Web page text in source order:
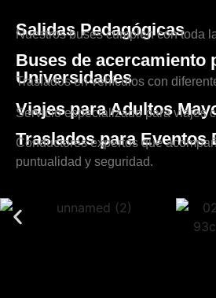
Salidas Pedagógicas
Nuestros buses cumplen con toda
Buses de acercamiento
Universidades
Traslados en vehículos con
Viajes para Adultos
Servicio especializado para viajes
Traslados para Eventos
Conductores expertos que
puntualidad y seguridad.